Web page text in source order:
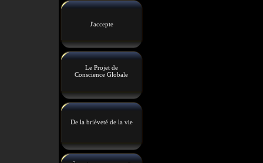
J'accepte
Le Projet de
Conscience Globale
De la brièveté de la vie